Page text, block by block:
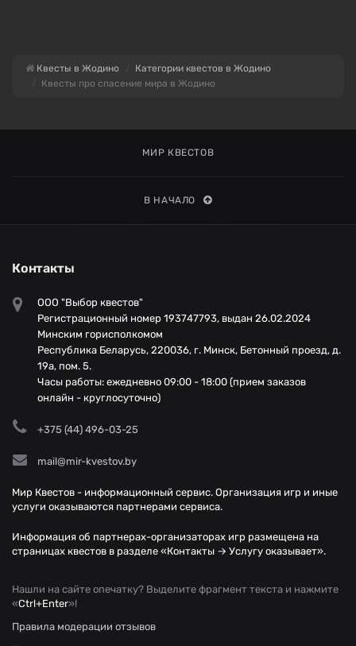
Квесты в Жодино
Категории квестов в Жодино
Квесты про спасение мира в Жодино
МИР КВЕСТОВ
В НАЧАЛО
Контакты
ООО "Выбор квестов"
Регистрационный номер 193747793, выдан 26.02.2024
Минским горисполкомом
Республика Беларусь, 220036, г. Минск, Бетонный проезд, д.
19а, пом. 5.
Часы работы: ежедневно 09:00 - 18:00 (прием заказов
онлайн - круглосуточно)
+375 (44) 496-03-25
mail@mir-kvestov.by
Мир Квестов - информационный сервис. Организация игр и иные
услуги оказываются партнерами сервиса.
Информация об партнерах-организаторах игр размещена на
страницах квестов в разделе «Контакты → Услугу оказывает».
Нашли на сайте опечатку? Выделите фрагмент текста и нажмите
«Ctrl+Enter»!
Правила модерации отзывов